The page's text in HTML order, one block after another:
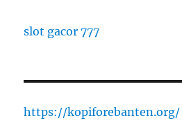
slot gacor 777
https://kopiforebanten.org/